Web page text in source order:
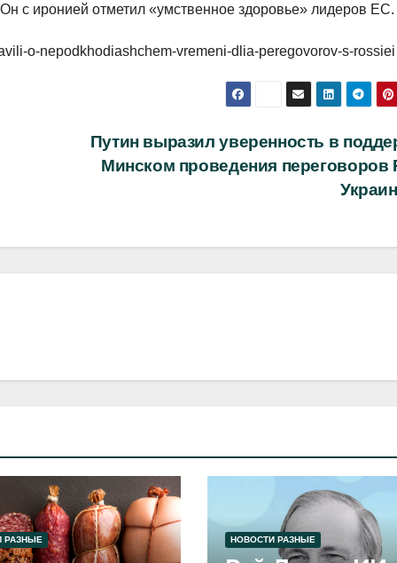
с иронией отметил «умственное здоровье» лидеров ЕС.
o-nepodkhodiashchem-vremeni-dlia-peregovorov-s-rossiei
Путин выразил уверенность в
Минском проведения переговоров
РАЗНЫЕ НОВОСТИ РАЗНЫЕ